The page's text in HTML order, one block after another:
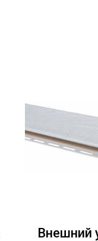
Внешний